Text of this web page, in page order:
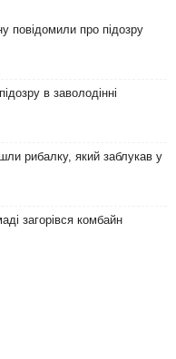
повідомили про підозру
в заволодінні
рибалку, який заблукав у
загорівся комбайн